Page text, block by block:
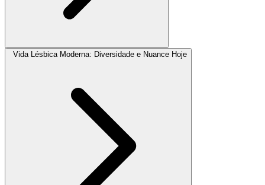
Vida Lésbica Moderna: Diversidade e Nuance Hoje